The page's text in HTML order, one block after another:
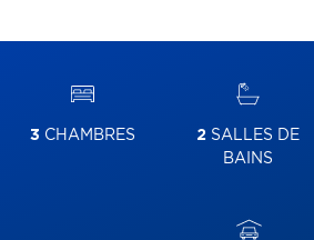
3 CHAMBRES 2 SALLES DE
BAINS